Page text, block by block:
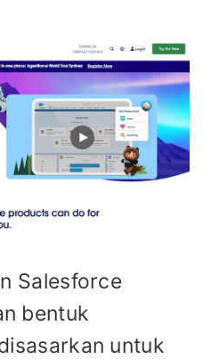
Salesforce
bentuk
untuk